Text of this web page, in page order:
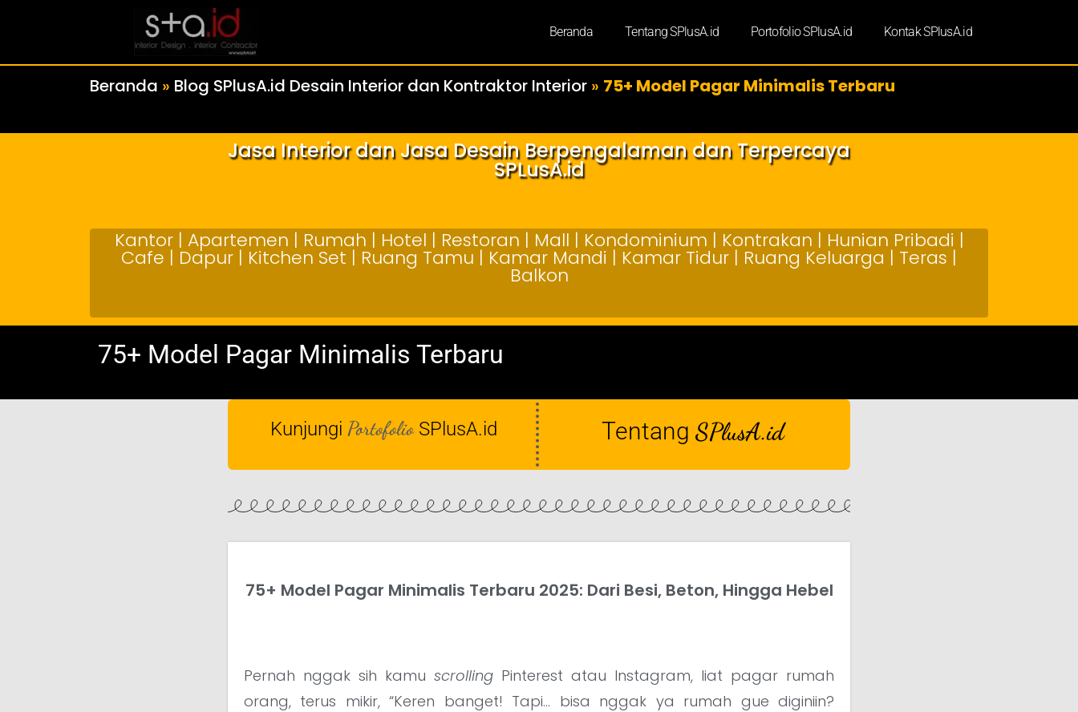
Beranda Tentang SPlusA.id Portofolio SPlusA.id Kontak SPlusA.id
Beranda » Blog SPlusA.id Desain Interior dan Kontraktor Interior » 75+ Model Pagar Minimalis Terbaru
Jasa Interior dan Jasa Desain Berpengalaman dan Terpercaya
SPLusA.id
Kantor | Apartemen | Rumah | Hotel | Restoran | Mall | Kondominium | Kontrakan | Hunian Pribadi |
Cafe | Dapur | Kitchen Set | Ruang Tamu | Kamar Mandi | Kamar Tidur | Ruang Keluarga | Teras |
Balkon
75+ Model Pagar Minimalis Terbaru
Kunjungi Portofolio SPlusA.id Tentang SPlusA.id
75+ Model Pagar Minimalis Terbaru 2025: Dari Besi, Beton, Hingga Hebel
Pernah nggak sih kamu scrolling Pinterest atau Instagram, liat pagar rumah
orang, terus mikir, “Keren banget! Tapi… bisa nggak ya rumah gue diginiin?